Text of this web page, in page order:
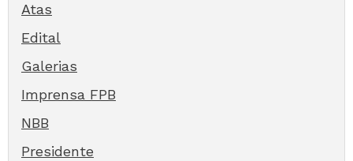
Atas
Edital
Galerias
Imprensa FPB
NBB
Presidente